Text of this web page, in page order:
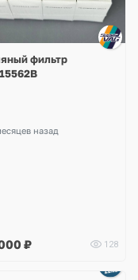
фильтр
назад
₽ 128